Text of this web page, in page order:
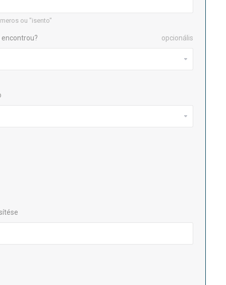
ou "isento"
encontrou? opcionális